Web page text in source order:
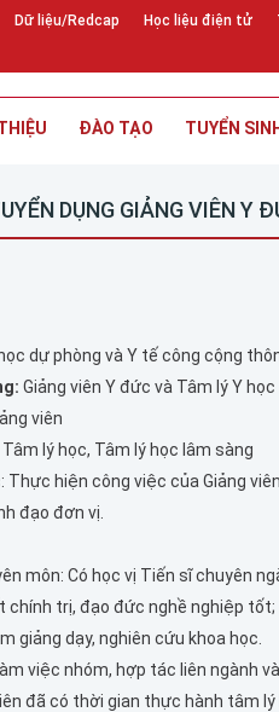
Dữ liệu/Redcap Học liệu điện tử
ĐÀO TẠO TUYỂN SINH
DỤNG GIẢNG VIÊN Y
dự phòng và Y tế công cộng
Giảng viên Y đức và Tâm lý Y học
viên
Tâm lý học, Tâm lý học lâm sàng
Thực hiện công việc của Giảng
đạo đơn vị.
môn: Có học vị Tiến sĩ chuyên
chính trị, đạo đức nghề nghiệp
giảng dạy, nghiên cứu khoa học.
việc nhóm, hợp tác liên ngành
đã có thời gian thực hành tâm